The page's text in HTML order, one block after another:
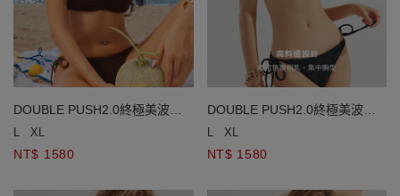
DOUBLE PUSH2.0終極美波金
蔥細閃比基尼
L XL
NT$ 1580
DOUBLE PUSH2.0終極美波金
蔥細閃比基尼
L XL
NT$ 1580